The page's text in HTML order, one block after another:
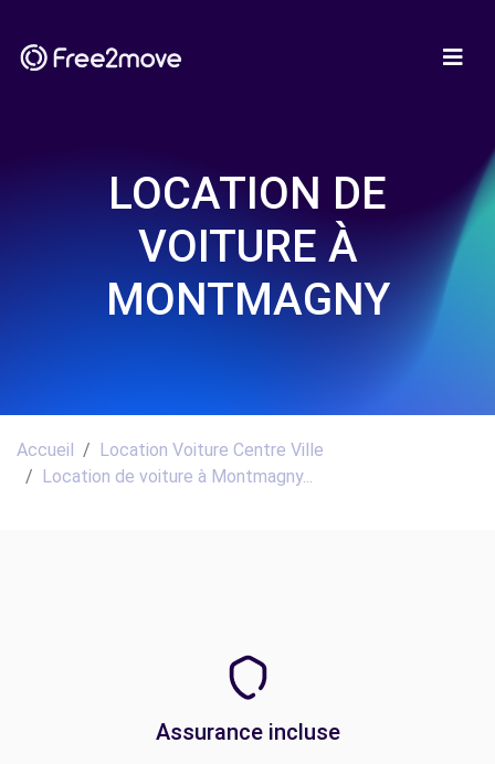
LOCATION DE
VOITURE À
MONTMAGNY
Accueil
Location Voiture Centre Ville
Location de voiture à Montmagny...
Assurance incluse